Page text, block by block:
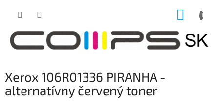
Xerox 106R01336 PIRANHA -
alternatívny červený toner